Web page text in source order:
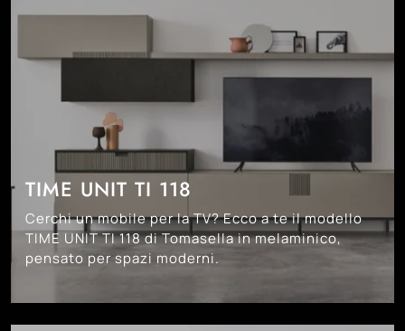
TIME UNIT TI 118
Cerchi un mobile per la TV? Ecco a te il modello
TIME UNIT TI 118 di Tomasella in melaminico,
pensato per spazi moderni.